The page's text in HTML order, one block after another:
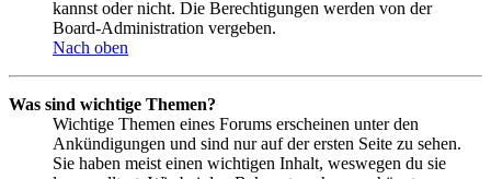
kannst oder nicht. Die Berechtigungen werden von der
Board-Administration vergeben.
Nach oben
Was sind wichtige Themen?
Wichtige Themen eines Forums erscheinen unter den
Ankündigungen und sind nur auf der ersten Seite zu sehen.
Sie haben meist einen wichtigen Inhalt, weswegen du sie